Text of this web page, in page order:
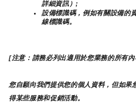
詳細資訊）;
設備標識碼，例如有關設備的
線標識碼。
[注意：請務必列出適用於您業務的所有內
您自願向我們提供您的個人資料，但如果
得某些服務和促銷活動。